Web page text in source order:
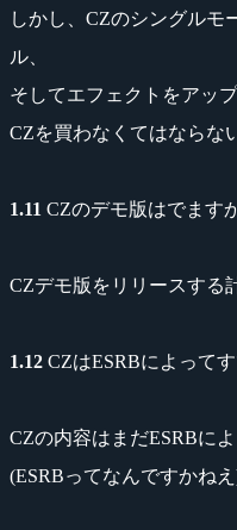
しかし、CZのシングルモ
ル、
そしてエフェクトをアッ
CZを買わなくてはならな
1.11 CZのデモ版はでます
CZデモ版をリリースする
1.12 CZはESRBによって
CZの内容はまだESRBに
(ESRBってなんですかね